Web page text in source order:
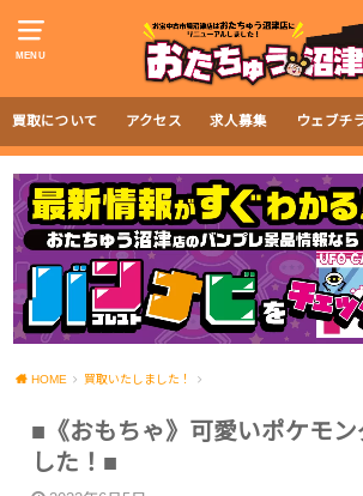
MENU
買取について アクセス 求人募集 ウェブチ
HOME 買取いたしました！
■《おもちゃ》可愛いポケモ
した！■